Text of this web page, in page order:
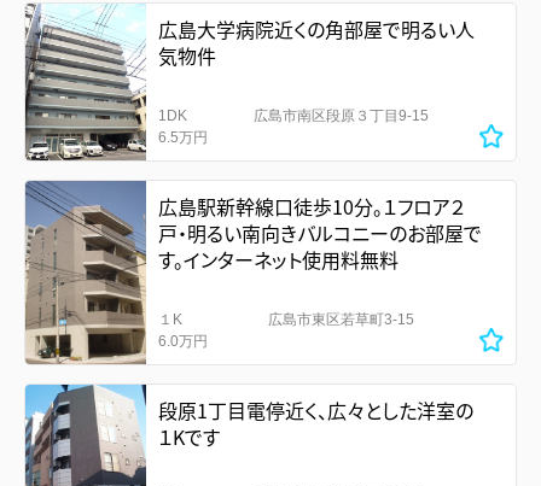
広島大学病院近くの角部屋で明るい人
気物件
1DK
6.5万円
広島市南区段原３丁目9-15
広島駅新幹線口徒歩10分。１フロア２
戸・明るい南向きバルコニーのお部屋で
す。インターネット使用料無料
１K
6.0万円
広島市東区若草町3-15
段原1丁目電停近く、広々とした洋室の
１Kです